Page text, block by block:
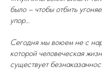
было – чтобы отбить
упор…
Сегодня мы воюем не с
которой человеческая
существует